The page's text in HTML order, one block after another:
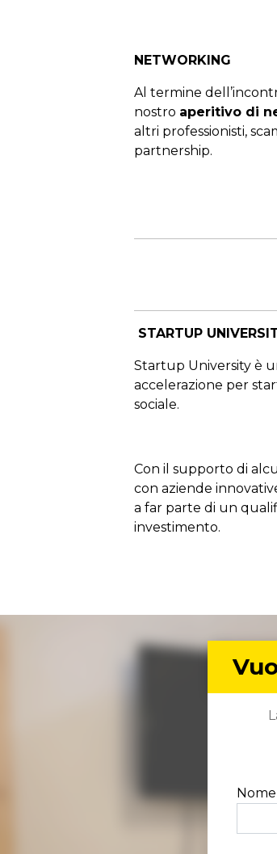
NETWORKING
Al termine
nostro aperitivo di
altri professionisti,
partnership.
STARTUP
Startup University è
accelerazione per
sociale.
Con il supporto di
con aziende
a far parte di un
investimento.
Nome